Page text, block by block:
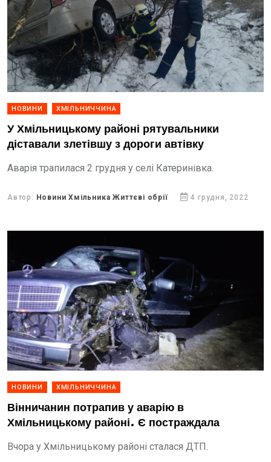
НОВИНИ ХМІЛЬНИЧЧИНА
У Хмільницькому районі рятувальники
діставали злетівшу з дороги автівку
Аварія трапилася 2 грудня у селі Катеринівка.
Автор: Новини Хмільника Життєві обрії 4 грудня, 2022
НОВИНИ ХМІЛЬНИЧЧИНА
Вінничанин потрапив у аварію в
Хмільницькому районі. Є постраждала
Вчора у Хмільницькому районі сталася ДТП.